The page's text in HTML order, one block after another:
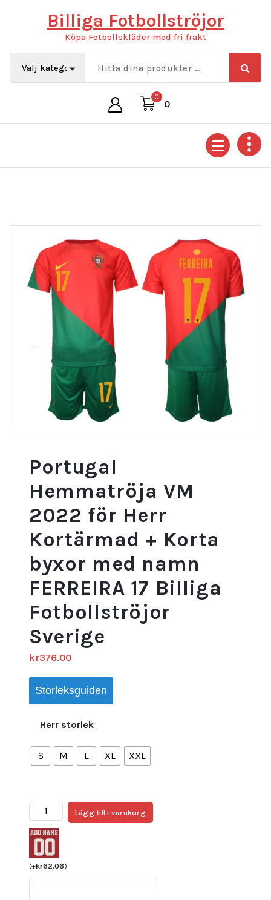
Billiga Fotbollströjor
Köpa Fotbollskläder med fri frakt
0
0
Portugal
Hemmatröja VM
2022 för Herr
Kortärmad + Korta
byxor med namn
FERREIRA 17 Billiga
Fotbollströjor
Sverige
kr376.00
Storleksguiden
Herr storlek
S M L XL XXL
Portugal
Hemmatröja
VM
2022
för
Herr
Lägg till i varukorg
(+kr62.06)